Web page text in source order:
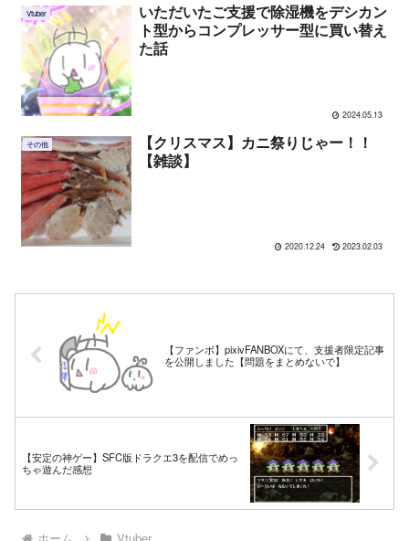
Vtuber
いただいたご支援で除湿機をデシカン
ト型からコンプレッサー型に買い替え
た話
2024.05.13
その他
【クリスマス】カニ祭りじゃー！！
【雑談】
2020.12.24 2023.02.03
【ファンボ】pixivFANBOXにて、支援者限定記事
を公開しました【問題をまとめないで】
【安定の神ゲー】SFC版ドラクエ3を配信でめっ
ちゃ遊んだ感想